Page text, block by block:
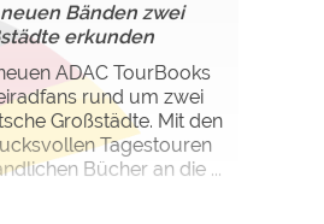
Bänden zwei
erkunden
ADAC TourBooks
rund um zwei
Großstädte. Mit den
Tagestouren
Bücher an die ...